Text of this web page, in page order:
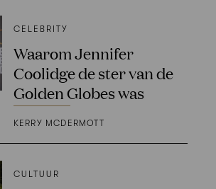
CELEBRITY
Waarom Jennifer
Coolidge de ster van de
Golden Globes was
KERRY MCDERMOTT
CULTUUR